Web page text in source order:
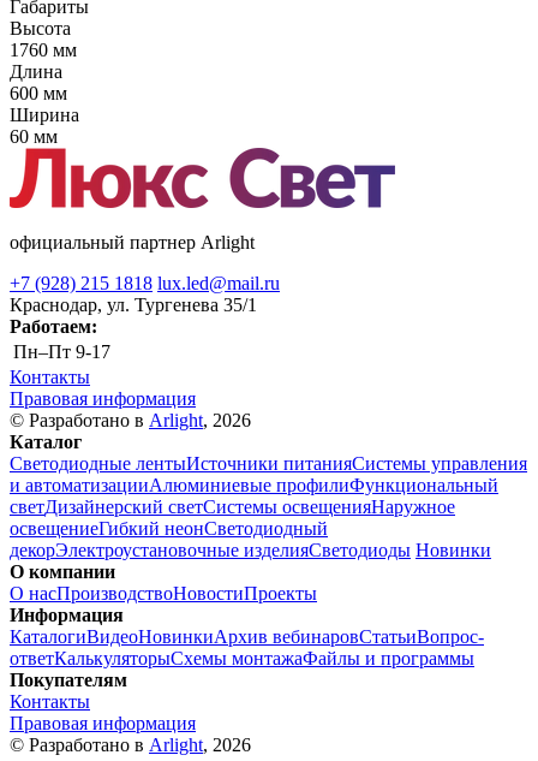
Габариты
Высота
1760 мм
Длина
600 мм
Ширина
60 мм
официальный партнер Arlight
+7 (928) 215 1818 lux.led@mail.ru
Краснодар, ул. Тургенева 35/1
Работаем:
Пн–Пт 9-17
Контакты
Правовая информация
© Разработано в Arlight, 2026
Каталог
Светодиодные лентыИсточники питанияСистемы управления
и автоматизацииАлюминиевые профилиФункциональный
светДизайнерский светСистемы освещенияНаружное
освещениеГибкий неонСветодиодный
декорЭлектроустановочные изделияСветодиоды Новинки
О компании
О насПроизводствоНовостиПроекты
Информация
КаталогиВидеоНовинкиАрхив вебинаровСтатьиВопрос-
ответКалькуляторыСхемы монтажаФайлы и программы
Покупателям
Контакты
Правовая информация
© Разработано в Arlight, 2026